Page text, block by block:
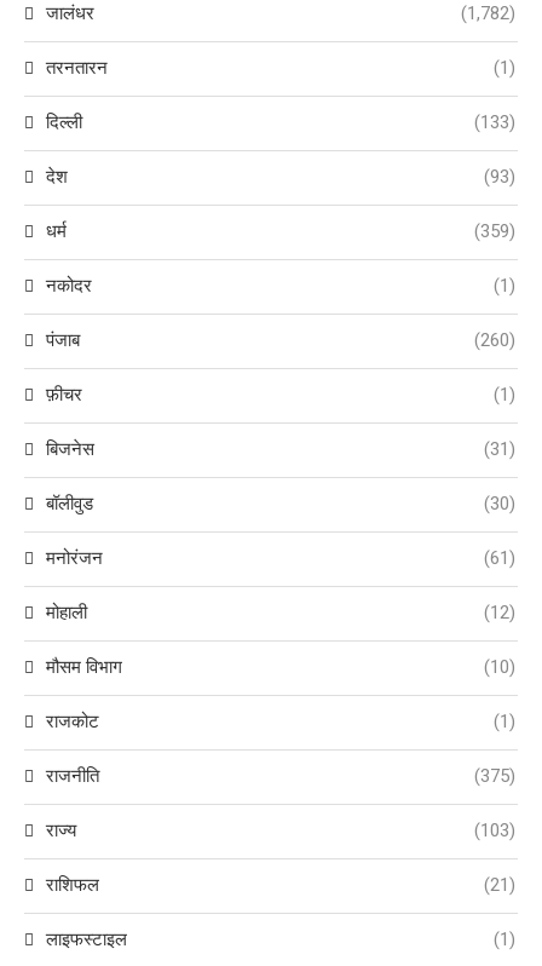
जालंधर (1,782)
तरनतारन (1)
दिल्ली (133)
देश (93)
धर्म (359)
नकोदर (1)
पंजाब (260)
फ़ीचर (1)
बिजनेस (31)
बॉलीवुड (30)
मनोरंजन (61)
मोहाली (12)
मौसम विभाग (10)
राजकोट (1)
राजनीति (375)
राज्य (103)
राशिफल (21)
लाइफस्टाइल (1)